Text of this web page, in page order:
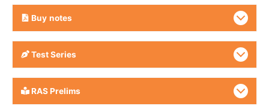
Buy notes
Test Series
RAS Prelims